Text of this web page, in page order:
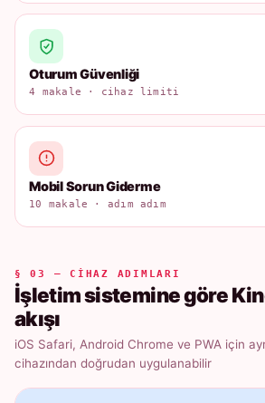
Oturum Güvenliği
4 makale · cihaz limiti
Mobil Sorun Giderme
10 makale · adım adım
§ 03 — CIHAZ ADIMLARI
İşletim sistemine göre
akışı
iOS Safari, Android Chrome ve PWA için
cihazından doğrudan uygulanabilir